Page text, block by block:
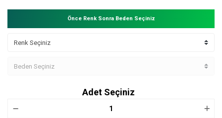
Önce Renk Sonra Beden Seçiniz
Adet Seçiniz